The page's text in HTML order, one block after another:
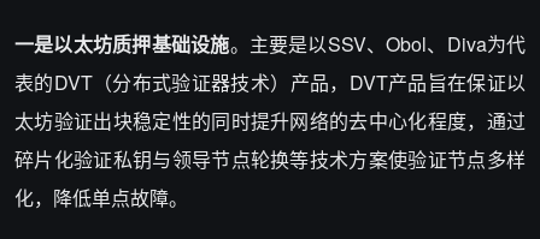
一是以太坊质押基础设施。主要是以SSV、Obol、Diva为代
表的DVT（分布式验证器技术）产品，DVT产品旨在保证以
太坊验证出块稳定性的同时提升网络的去中心化程度，通过
碎片化验证私钥与领导节点轮换等技术方案使验证节点多样
化，降低单点故障。